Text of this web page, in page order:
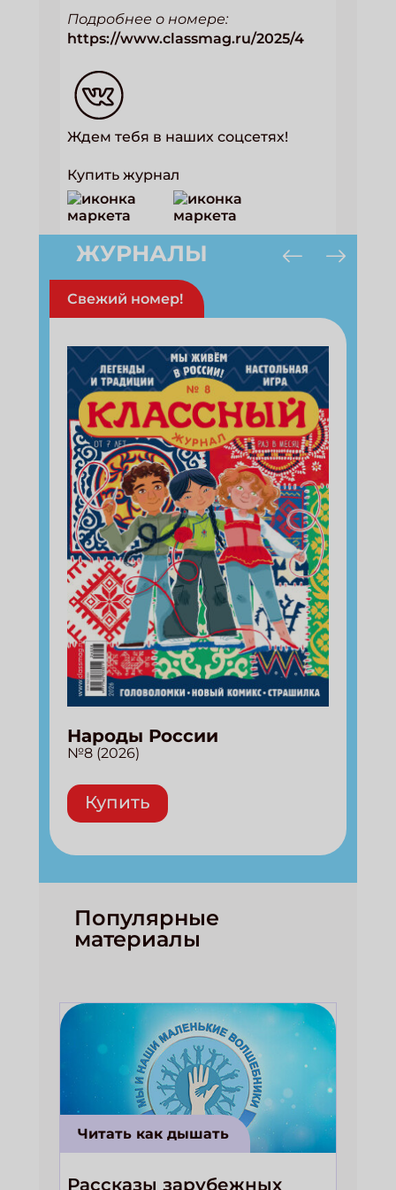
Подробнее о номере:
https://www.classmag.ru/2025/4
Ждем тебя в наших соцсетях!
Купить журнал
ЖУРНАЛЫ
Свежий номер!
Народы России
№8 (2026)
Купить
Популярные
материалы
Читать как дышать
Рассказы зарубежных